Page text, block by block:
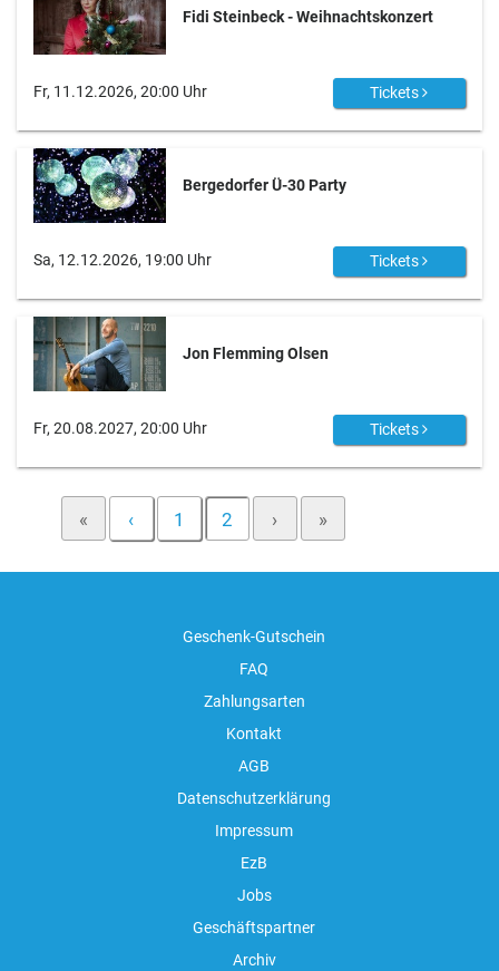
Fidi Steinbeck - Weihnachtskonzert
Fr, 11.12.2026, 20:00 Uhr Tickets
Bergedorfer Ü-30 Party
Sa, 12.12.2026, 19:00 Uhr Tickets
Jon Flemming Olsen
Fr, 20.08.2027, 20:00 Uhr Tickets
« ‹ 1 2 › »
Geschenk-Gutschein
FAQ
Zahlungsarten
Kontakt
AGB
Datenschutzerklärung
Impressum
EzB
Jobs
Geschäftspartner
Archiv